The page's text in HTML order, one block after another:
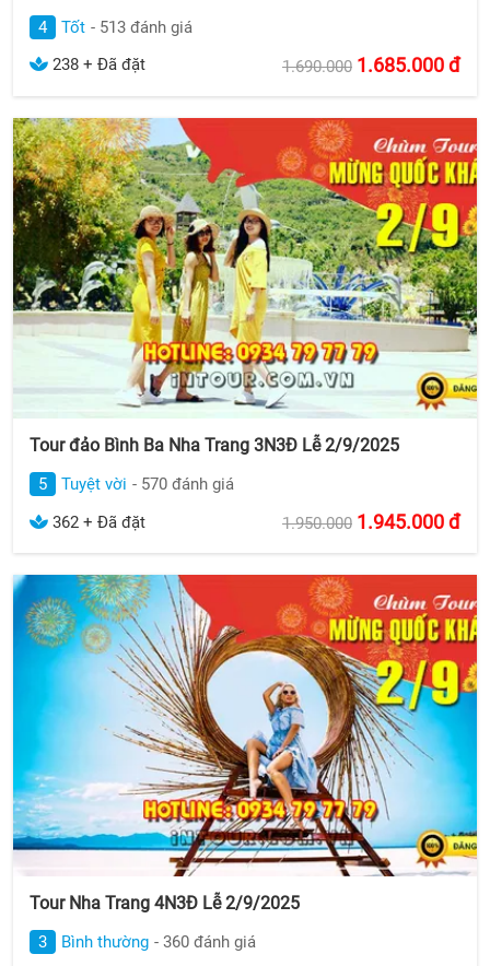
4 Tốt - 513 đánh giá
238 + Đã đặt
1.690.000 1.685.000đ
Tour đảo Bình Ba Nha Trang 3N3Đ Lễ 2/9/2025
5 Tuyệt vời - 570 đánh giá
362 + Đã đặt
1.950.000 1.945.000đ
Tour Nha Trang 4N3Đ Lễ 2/9/2025
3 Bình thường - 360 đánh giá